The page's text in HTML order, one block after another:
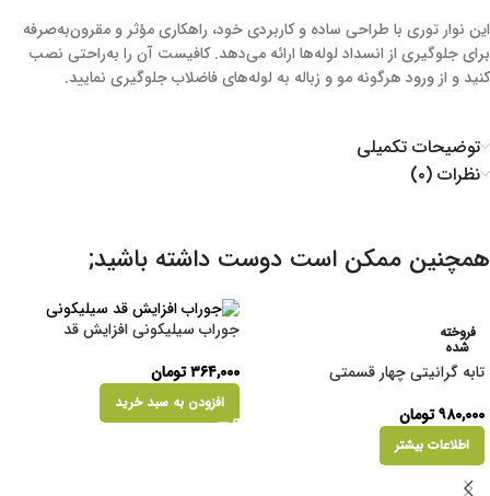
این نوار توری با طراحی ساده و کاربردی خود، راهکاری مؤثر و مقرون‌به‌صرفه
برای جلوگیری از انسداد لوله‌ها ارائه می‌دهد. کافیست آن را به‌راحتی نصب
کنید و از ورود هرگونه مو و زباله به لوله‌های فاضلاب جلوگیری نمایید.
توضیحات تکمیلی
نظرات (۰)
همچنین ممکن است دوست داشته باشید;
فروخته
شده
تابه گرانیتی چهار قسمتی
۹۸۰,۰۰۰تومان
اطلاعات بیشتر
جوراب سیلیکونی افزایش قد
۳۶۴,۰۰۰تومان
افزودن به سبد خرید